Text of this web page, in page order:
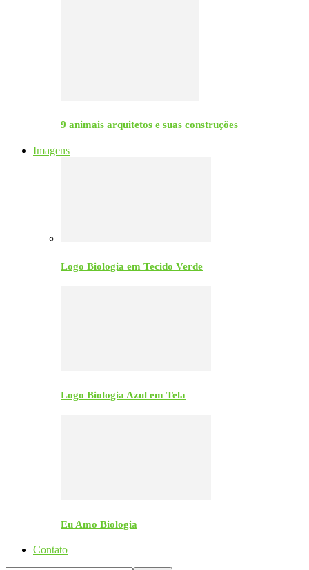
9 animais arquitetos e suas construções
Imagens
Logo Biologia em Tecido Verde
Logo Biologia Azul em Tela
Eu Amo Biologia
Contato